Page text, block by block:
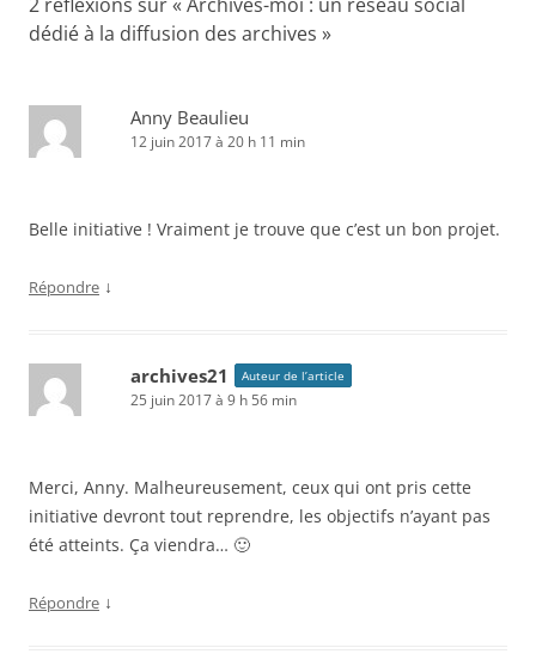
dédié à la diffusion des archives »
Anny Beaulieu
12 juin 2017 à 20 h 11 min
Belle initiative ! Vraiment je trouve que c’est un bon projet.
Répondre ↓
archives21 Auteur de l’article
25 juin 2017 à 9 h 56 min
Merci, Anny. Malheureusement, ceux qui ont pris cette
initiative devront tout reprendre, les objectifs n’ayant pas
été atteints. Ça viendra… 🙂
Répondre ↓